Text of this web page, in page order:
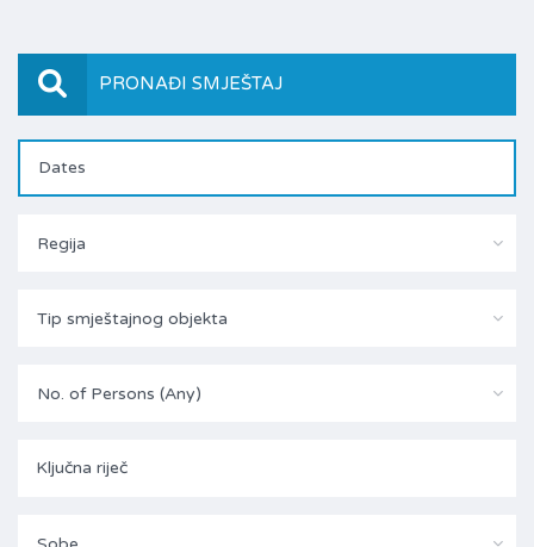
PRONAĐI SMJEŠTAJ
Regija
Tip smještajnog objekta
No. of Persons (Any)